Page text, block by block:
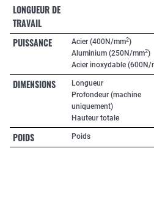
LONGUEUR DE
TRAVAIL
PUISSANCE Acier (400N/mm2)
Aluminium (250N/mm2)
Acier inoxydable (600N/
DIMENSIONS
Longueur
Profondeur (machine
uniquement)
Hauteur totale
POIDS Poids